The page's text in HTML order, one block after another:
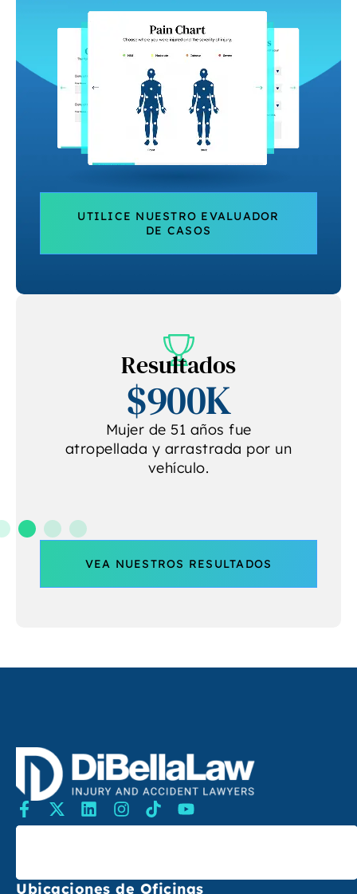
UTILICE NUESTRO EVALUADOR
DE CASOS
Resultados
$900K
Mujer de 51 años fue
atropellada y arrastrada por un
vehículo.
VEA NUESTROS RESULTADOS
Buscar
Ubicaciones de Oficinas